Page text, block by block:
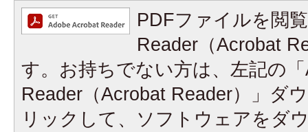
PDFファイルを閲
Reader（Acrobat
す。お持ちでない方は、左記の
Reader（Acrobat Reader）」ダ
リックして、ソフトウェアをダ